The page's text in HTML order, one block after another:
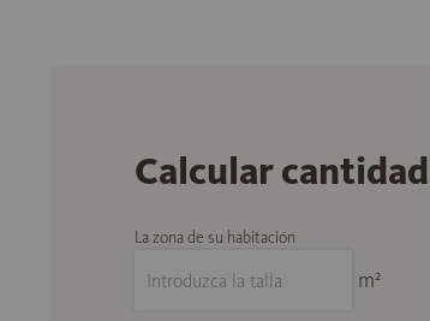
Calcular
La zona de su habitación
m²